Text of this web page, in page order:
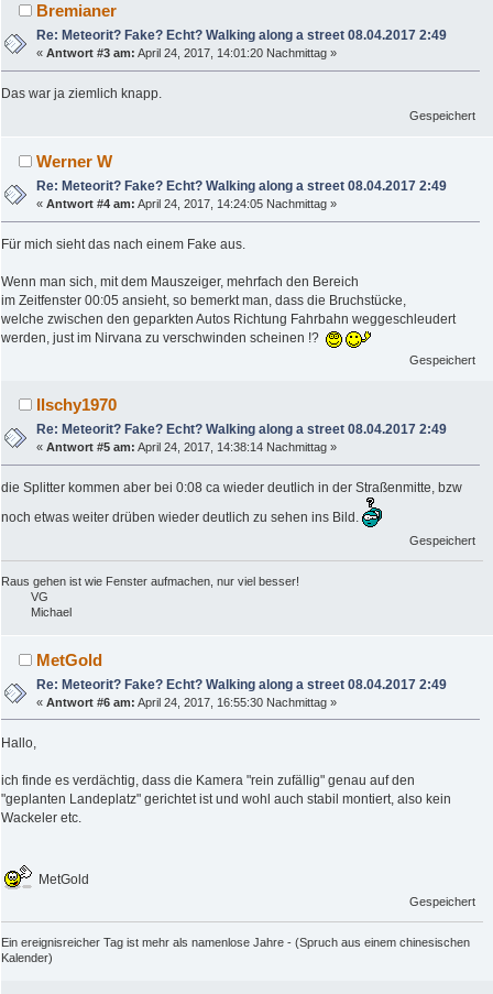
Bremianer
Re: Meteorit? Fake? Echt? Walking along a street 08.04.2017 2:49
«Antwort #3 am: April 24, 2017, 14:01:20 Nachmittag »
Das war ja ziemlich knapp.
Gespeichert
Werner W
Re: Meteorit? Fake? Echt? Walking along a street 08.04.2017 2:49
«Antwort #4 am: April 24, 2017, 14:24:05 Nachmittag »
Für mich sieht das nach einem Fake aus.
Wenn man sich, mit dem Mauszeiger, mehrfach den Bereich
im Zeitfenster 00:05 ansieht, so bemerkt man, dass die Bruchstücke,
welche zwischen den geparkten Autos Richtung Fahrbahn weggeschleudert
werden, just im Nirvana zu verschwinden scheinen !?
Gespeichert
Ilschy1970
Re: Meteorit? Fake? Echt? Walking along a street 08.04.2017 2:49
«Antwort #5 am: April 24, 2017, 14:38:14 Nachmittag »
die Splitter kommen aber bei 0:08 ca wieder deutlich in der Straßenmitte, bzw
noch etwas weiter drüben wieder deutlich zu sehen ins Bild.
Gespeichert
Raus gehen ist wie Fenster aufmachen, nur viel besser!
VG
Michael
MetGold
Re: Meteorit? Fake? Echt? Walking along a street 08.04.2017 2:49
«Antwort #6 am: April 24, 2017, 16:55:30 Nachmittag »
Hallo,
ich finde es verdächtig, dass die Kamera "rein zufällig" genau auf den
"geplanten Landeplatz" gerichtet ist und wohl auch stabil montiert, also kein
Wackeler etc.
MetGold
Gespeichert
Ein ereignisreicher Tag ist mehr als namenlose Jahre - (Spruch aus einem chinesischen
Kalender)